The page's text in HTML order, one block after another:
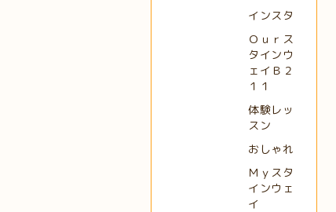
インスタ
Ｏｕｒス
タインウ
ェイＢ２
１１
体験レッ
スン
おしゃれ
Ｍｙスタ
インウェ
イ